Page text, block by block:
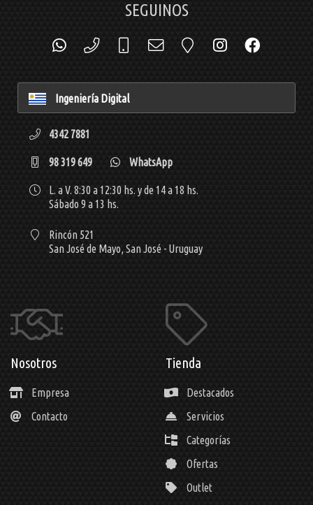
SEGUINOS
Ingeniería Digital
4342 7881
98 319 649 WhatsApp
L. a V. 8:30 a 12:30 hs. y de 14 a 18 hs.
Sábado 9 a 13 hs.
Rincón 521
San José de Mayo,San José - Uruguay
Nosotros
Empresa
Contacto
Tienda
Destacados
Servicios
Categorías
Ofertas
Outlet